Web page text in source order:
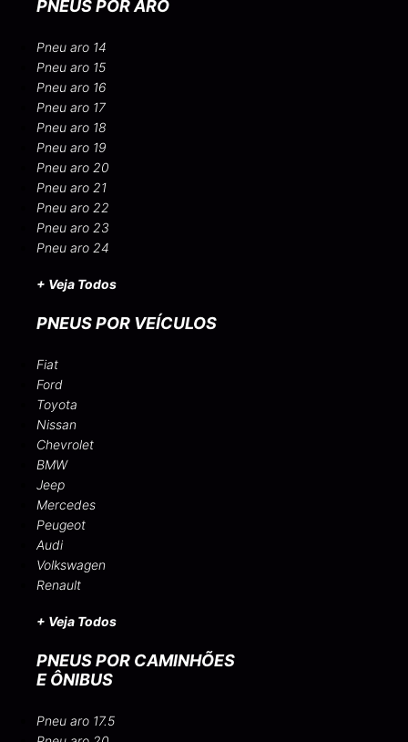
PNEUS POR ARO
Pneu aro 14
Pneu aro 15
Pneu aro 16
Pneu aro 17
Pneu aro 18
Pneu aro 19
Pneu aro 20
Pneu aro 21
Pneu aro 22
Pneu aro 23
Pneu aro 24
+ Veja Todos
PNEUS POR VEÍCULOS
Fiat
Ford
Toyota
Nissan
Chevrolet
BMW
Jeep
Mercedes
Peugeot
Audi
Volkswagen
Renault
+ Veja Todos
PNEUS POR CAMINHÕES
E ÔNIBUS
Pneu aro 17.5